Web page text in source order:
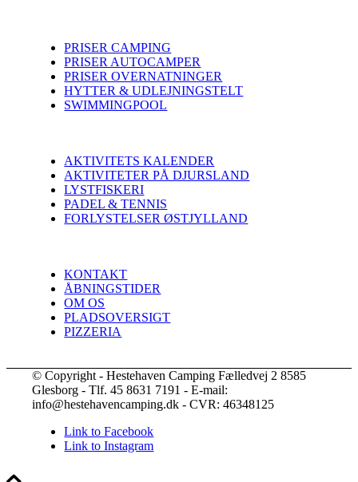
PRISER CAMPING
PRISER AUTOCAMPER
PRISER OVERNATNINGER
HYTTER & UDLEJNINGSTELT
SWIMMINGPOOL
AKTIVITETS KALENDER
AKTIVITETER PÅ DJURSLAND
LYSTFISKERI
PADEL & TENNIS
FORLYSTELSER ØSTJYLLAND
KONTAKT
ÅBNINGSTIDER
OM OS
PLADSOVERSIGT
PIZZERIA
© Copyright - Hestehaven Camping Fælledvej 2 8585
Glesborg - Tlf. 45 8631 7191 - E-mail:
info@hestehavencamping.dk - CVR: 46348125
Link to Facebook
Link to Instagram